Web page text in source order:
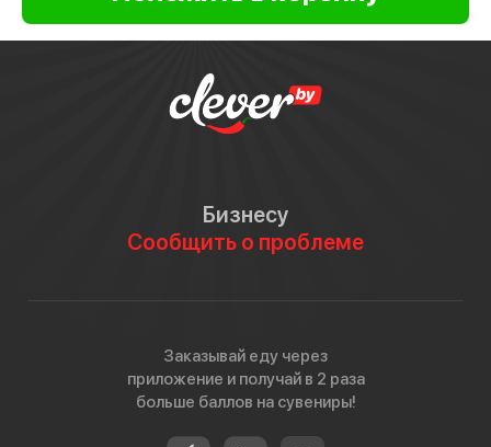
Бизнесу
Сообщить о проблеме
Заказывай еду через
приложение и получай в 2 раза
больше баллов на сувениры!